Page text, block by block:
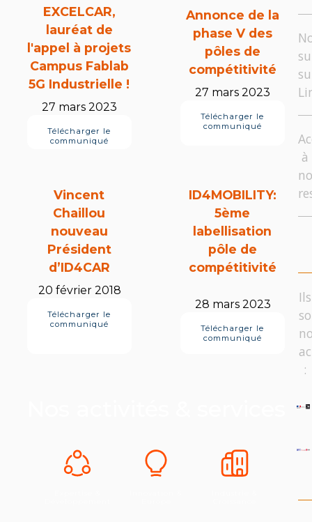
EXCELCAR,
lauréat de
l'appel à projets
Campus Fablab
5G Industrielle !
27 mars 2023
Télécharger le
communiqué
Annonce de la
phase V des
pôles de
compétitivité
27 mars 2023
Télécharger le
communiqué
Vincent
Chaillou
nouveau
Président
d’ID4CAR
20 février 2018
Télécharger le
communiqué
ID4MOBILITY:
5ème
labellisation
pôle de
compétitivité
28 mars 2023
Télécharger le
communiqué
à
Ils
: